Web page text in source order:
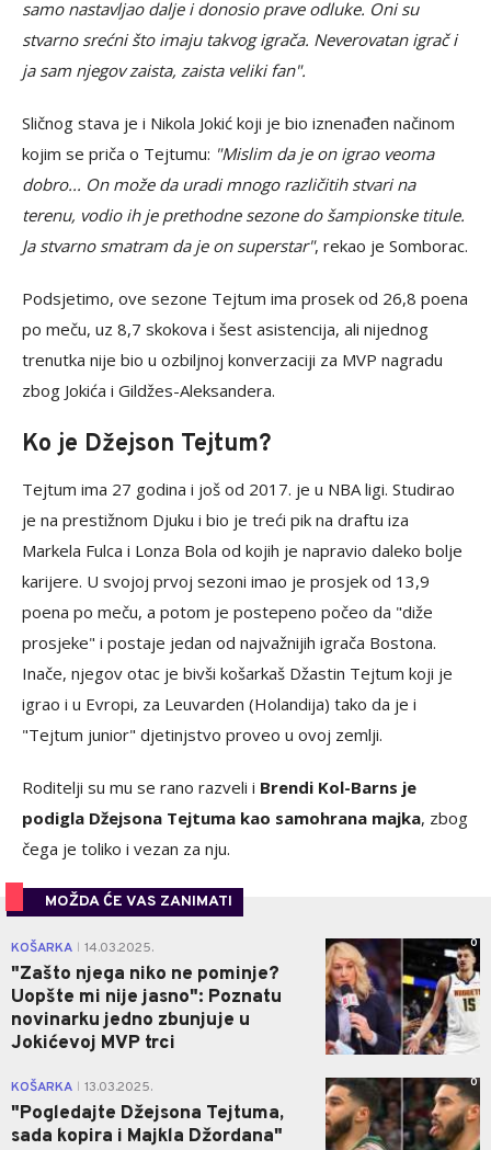
samo nastavljao dalje i donosio prave odluke. Oni su
stvarno srećni što imaju takvog igrača. Neverovatan igrač i
ja sam njegov zaista, zaista veliki fan".
Sličnog stava je i Nikola Jokić koji je bio iznenađen načinom
kojim se priča o Tejtumu: "Mislim da je on igrao veoma
dobro... On može da uradi mnogo različitih stvari na
terenu, vodio ih je prethodne sezone do šampionske titule.
Ja stvarno smatram da je on superstar", rekao je Somborac.
Podsjetimo, ove sezone Tejtum ima prosek od 26,8 poena
po meču, uz 8,7 skokova i šest asistencija, ali nijednog
trenutka nije bio u ozbiljnoj konverzaciji za MVP nagradu
zbog Jokića i Gildžes-Aleksandera.
Ko je Džejson Tejtum?
Tejtum ima 27 godina i još od 2017. je u NBA ligi. Studirao
je na prestižnom Djuku i bio je treći pik na draftu iza
Markela Fulca i Lonza Bola od kojih je napravio daleko bolje
karijere. U svojoj prvoj sezoni imao je prosjek od 13,9
poena po meču, a potom je postepeno počeo da "diže
prosjeke" i postaje jedan od najvažnijih igrača Bostona.
Inače, njegov otac je bivši košarkaš Džastin Tejtum koji je
igrao i u Evropi, za Leuvarden (Holandija) tako da je i
"Tejtum junior" djetinjstvo proveo u ovoj zemlji.
Roditelji su mu se rano razveli i Brendi Kol-Barns je
podigla Džejsona Tejtuma kao samohrana majka, zbog
čega je toliko i vezan za nju.
MOŽDA ĆE VAS ZANIMATI
KOŠARKA 14.03.2025.
"Zašto njega niko ne pominje?
Uopšte mi nije jasno": Poznatu
novinarku jedno zbunjuje u
Jokićevoj MVP trci
0
KOŠARKA 13.03.2025.
"Pogledajte Džejsona Tejtuma,
sada kopira i Majkla Džordana"
0